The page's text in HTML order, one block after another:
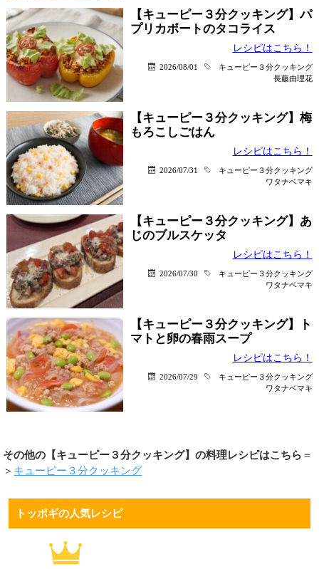
【キューピー３分クッキング】パ
プリカボートのタコライス
レシピはこちら！
2026/08/01
キューピー３分クッキング
長藤由理花
【キューピー３分クッキング】梅
もろこしごはん
レシピはこちら！
2026/07/31
キューピー３分クッキング
ワタナベマキ
【キューピー３分クッキング】あ
じのブルスケッタ
レシピはこちら！
2026/07/30
キューピー３分クッキング
ワタナベマキ
【キューピー３分クッキング】ト
マトと卵の春雨スープ
レシピはこちら！
2026/07/29
キューピー３分クッキング
ワタナベマキ
その他の【キューピー３分クッキング】の料理レシピはこちら ＝
＞ キューピー３分クッキング
トッポギの人気レシピ